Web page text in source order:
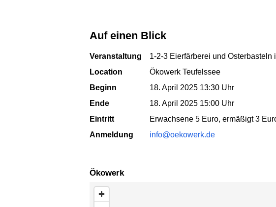
Auf einen Blick
Veranstaltung
1-2-3 Eierfärberei und Osterbasteln
Location
Ökowerk Teufelssee
Beginn
18. April 2025 13:30 Uhr
Ende
18. April 2025 15:00 Uhr
Eintritt
Erwachsene 5 Euro, ermäßigt 3
Anmeldung
info@oekowerk.de
Ökowerk
Karte überspringen